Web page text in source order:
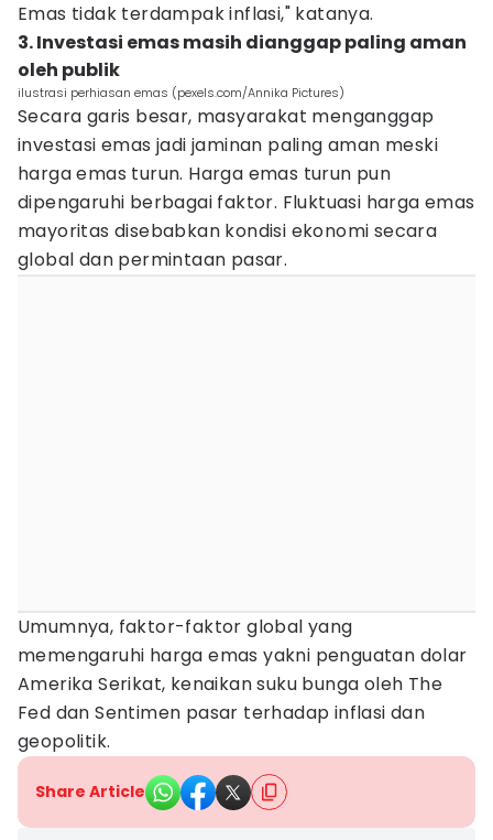
Emas tidak terdampak inflasi," katanya.
3. Investasi emas masih dianggap paling aman
oleh publik
ilustrasi perhiasan emas (pexels.com/Annika Pictures)
Secara garis besar, masyarakat menganggap
investasi emas jadi jaminan paling aman meski
harga emas turun. Harga emas turun pun
dipengaruhi berbagai faktor. Fluktuasi harga emas
mayoritas disebabkan kondisi ekonomi secara
global dan permintaan pasar.
Umumnya, faktor-faktor global yang
memengaruhi harga emas yakni penguatan dolar
Amerika Serikat, kenaikan suku bunga oleh The
Fed dan Sentimen pasar terhadap inflasi dan
geopolitik.
Share Article